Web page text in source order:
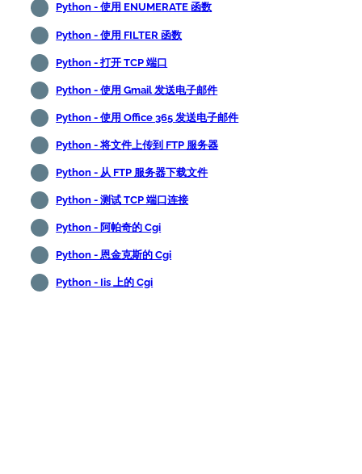
Python - 使用 ENUMERATE 函数
Python - 使用 FILTER 函数
Python - 打开 TCP 端口
Python - 使用 Gmail 发送电子邮件
Python - 使用 Office 365 发送电子邮件
Python - 将文件上传到 FTP 服务器
Python - 从 FTP 服务器下载文件
Python - 测试 TCP 端口连接
Python - 阿帕奇的 Cgi
Python - 恩金克斯的 Cgi
Python - Iis 上的 Cgi